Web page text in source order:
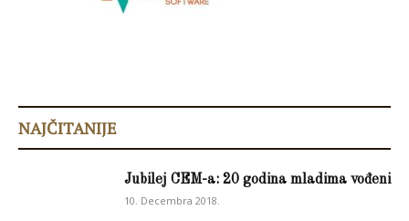
NAJČITANIJE
Jubilej CEM-a: 20 godina mladima vođeni
10. Decembra 2018.